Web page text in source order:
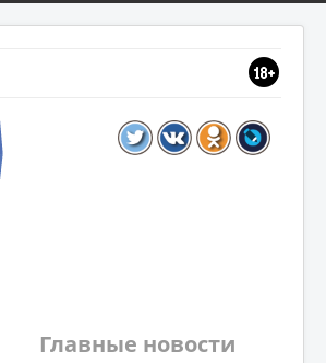
Главные новости